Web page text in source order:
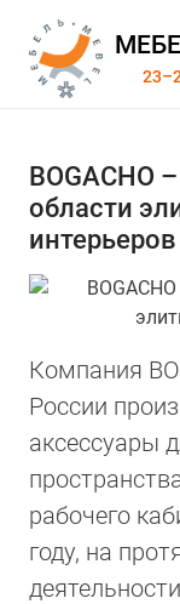
BOGACHO
области
интерьеров
Компания
России
аксессуары
рабочего
году, на